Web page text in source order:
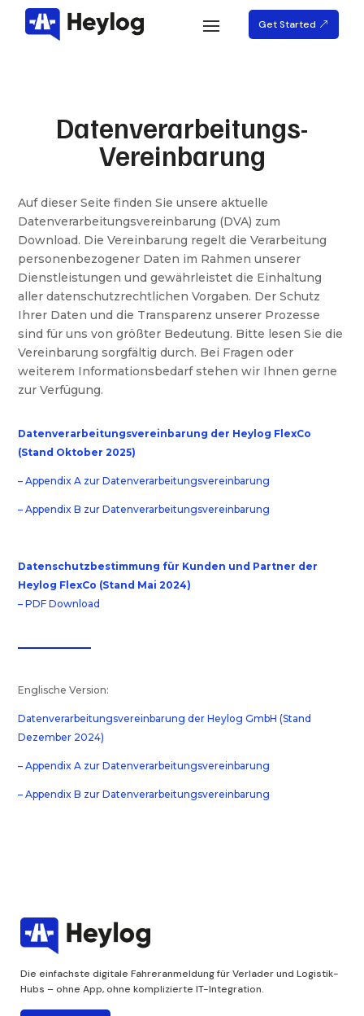
Get Started
Datenverarbeitungs-
Vereinbarung
Auf dieser Seite finden Sie unsere aktuelle
Datenverarbeitungsvereinbarung (DVA) zum
Download. Die Vereinbarung regelt die Verarbeitung
personenbezogener Daten im Rahmen unserer
Dienstleistungen und gewährleistet die Einhaltung
aller datenschutzrechtlichen Vorgaben. Der Schutz
Ihrer Daten und die Transparenz unserer Prozesse
sind für uns von größter Bedeutung. Bitte lesen Sie die
Vereinbarung sorgfältig durch. Bei Fragen oder
weiterem Informationsbedarf stehen wir Ihnen gerne
zur Verfügung.
Datenverarbeitungsvereinbarung der Heylog FlexCo
(Stand Oktober 2025)
– Appendix A zur Datenverarbeitungsvereinbarung
– Appendix B zur Datenverarbeitungsvereinbarung
Datenschutzbestimmung für Kunden und Partner der
Heylog FlexCo (Stand Mai 2024)
– PDF Download
Englische Version:
Datenverarbeitungsvereinbarung der Heylog GmbH (Stand
Dezember 2024)
– Appendix A zur Datenverarbeitungsvereinbarung
– Appendix B zur Datenverarbeitungsvereinbarung
Die einfachste digitale Fahreranmeldung für Verlader und Logistik-
Hubs – ohne App, ohne komplizierte IT-Integration.